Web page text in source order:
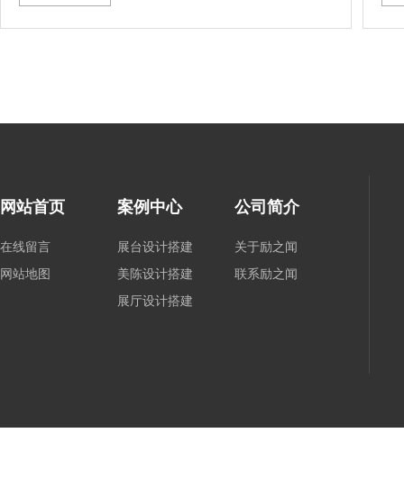
网站首页
在线留言
网站地图
案例中心
展台设计搭建
美陈设计搭建
展厅设计搭建
公司简介
关于励之闻
联系励之闻